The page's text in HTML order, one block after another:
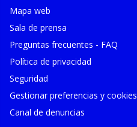
Mapa web
Sala de prensa
Preguntas frecuentes - FAQ
Política de privacidad
Seguridad
Gestionar preferencias y cookies
Canal de denuncias